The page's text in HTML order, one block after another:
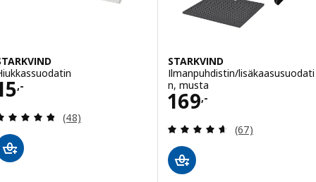
,- 15,-
Arvio: 4.8 / 5 tähteä. Arvostelut yhteensä:
(48)
STARKVIND
Ilmanpuhdistin/lisäkaasusuodati
n, musta
169,-
Hinta 169,-
Arvio: 4.6 / 5
(67)